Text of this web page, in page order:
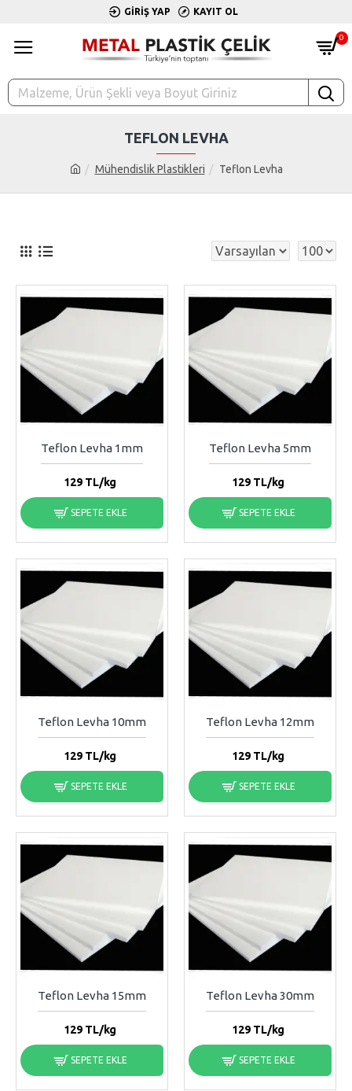
GIRIŞ YAP KAYIT OL
0
Mühendislik Plastikleri Teflon Levha
TEFLON LEVHA
Teflon Levha 1mm
129TL/kg
SEPETE EKLE
Teflon Levha 5mm
129TL/kg
SEPETE EKLE
Teflon Levha 10mm
129TL/kg
SEPETE EKLE
Teflon Levha 12mm
129TL/kg
SEPETE EKLE
Teflon Levha 15mm
129TL/kg
SEPETE EKLE
Teflon Levha 30mm
129TL/kg
SEPETE EKLE